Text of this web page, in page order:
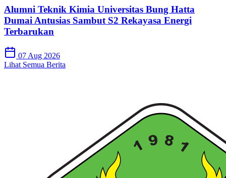
Alumni Teknik Kimia Universitas Bung Hatta
Dumai Antusias Sambut S2 Rekayasa Energi
Terbarukan
07 Aug 2026
Lihat Semua Berita